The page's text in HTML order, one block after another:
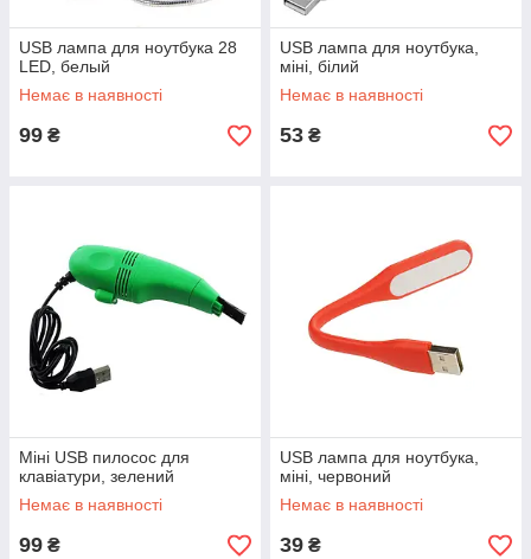
USB лампа для ноутбука 28
LED, белый
Немає в наявності
99 ₴
USB лампа для ноутбука,
міні, білий
Немає в наявності
53 ₴
Міні USB пилосос для
клавіатури, зелений
Немає в наявності
99 ₴
USB лампа для ноутбука,
міні, червоний
Немає в наявності
39 ₴